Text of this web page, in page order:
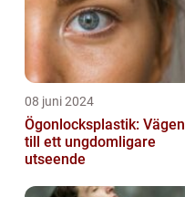
08 juni 2024
Ögonlocksplastik: Vägen
till ett ungdomligare
utseende